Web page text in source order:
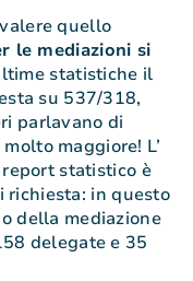
quello
le mediazioni si
statistiche il
su 537/318,
parlavano di
maggiore! L’
statistico è
in questo
della mediazione
delegate e 35